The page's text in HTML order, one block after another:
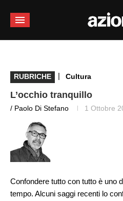
RUBRICHE | Cultura
L’occhio tranquillo
/ Paolo Di Stefano 1 Ottobre
Confondere tutto con tutto è uno
tempo. Alcuni saggi recenti lo